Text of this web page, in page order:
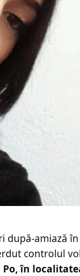
după-amiază
controlul
în